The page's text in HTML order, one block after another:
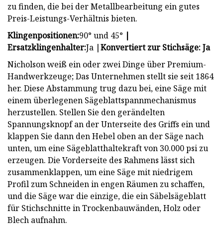
zu finden, die bei der Metallbearbeitung ein gutes
Preis-Leistungs-Verhältnis bieten.
Klingenpositionen:90° und 45° |
Ersatzklingenhalter:Ja |Konvertiert zur Stichsäge: Ja
Nicholson weiß ein oder zwei Dinge über Premium-
Handwerkzeuge; Das Unternehmen stellt sie seit 1864
her. Diese Abstammung trug dazu bei, eine Säge mit
einem überlegenen Sägeblattspannmechanismus
herzustellen. Stellen Sie den gerändelten
Spannungsknopf an der Unterseite des Griffs ein und
klappen Sie dann den Hebel oben an der Säge nach
unten, um eine Sägeblatthaltekraft von 30.000 psi zu
erzeugen. Die Vorderseite des Rahmens lässt sich
zusammenklappen, um eine Säge mit niedrigem
Profil zum Schneiden in engen Räumen zu schaffen,
und die Säge war die einzige, die ein Säbelsägeblatt
für Stichschnitte in Trockenbauwänden, Holz oder
Blech aufnahm.